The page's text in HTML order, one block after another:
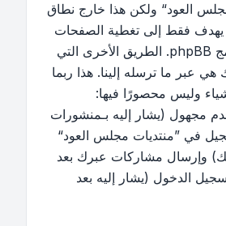
العود“ ولكن هذا خارج نطاق
يهدف فقط إلى تغطية الصفحات
المنشأة عبر برنامج phpBB. الطريق الأخرى التي
هي عبر ما ترسله إلينا. هذا ربما
وليس محصورًا فيها:
مجهول (يشار إليه بـمنشورات
في ”منتديات مجلس العود“
وإرسال مشاركات عبرك بعد
الدخول (يشار إليه بعد